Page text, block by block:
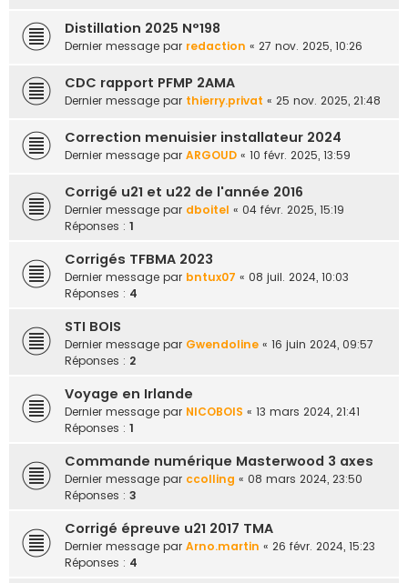
Distillation 2025 N°198
Dernier message par redaction « 27 nov. 2025, 10:26
CDC rapport PFMP 2AMA
Dernier message par thierry.privat « 25 nov. 2025, 21:48
Correction menuisier installateur 2024
Dernier message par ARGOUD « 10 févr. 2025, 13:59
Corrigé u21 et u22 de l'année 2016
Dernier message par dboitel « 04 févr. 2025, 15:19
Réponses : 1
Corrigés TFBMA 2023
Dernier message par bntux07 « 08 juil. 2024, 10:03
Réponses : 4
STI BOIS
Dernier message par Gwendoline « 16 juin 2024, 09:57
Réponses : 2
Voyage en Irlande
Dernier message par NICOBOIS « 13 mars 2024, 21:41
Réponses : 1
Commande numérique Masterwood 3 axes
Dernier message par ccolling « 08 mars 2024, 23:50
Réponses : 3
Corrigé épreuve u21 2017 TMA
Dernier message par Arno.martin « 26 févr. 2024, 15:23
Réponses : 4